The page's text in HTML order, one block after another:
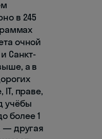
в 245
очной
Санкт-
а в
праве,
учёбы
более 1
— другая